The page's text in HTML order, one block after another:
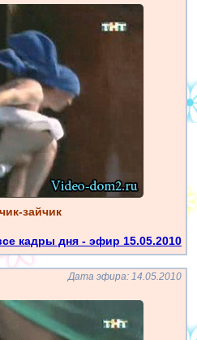
зайчик
кадры дня - эфир 15.05.2010
Дата эфира: 14.05.2010